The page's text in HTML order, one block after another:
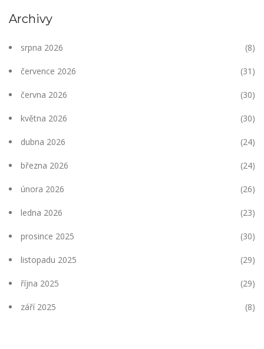
Archivy
srpna 2026 (8)
července 2026 (31)
června 2026 (30)
května 2026 (30)
dubna 2026 (24)
března 2026 (24)
února 2026 (26)
ledna 2026 (23)
prosince 2025 (30)
listopadu 2025 (29)
října 2025 (29)
září 2025 (8)